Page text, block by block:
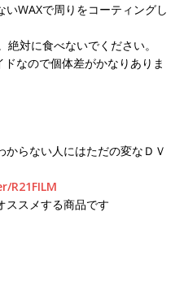
WAXで周りをコーティングし
対に食べないでください。
なので個体差がかなりありま
らない人にはただの変なＤＶ
R21FILM
ススメする商品です